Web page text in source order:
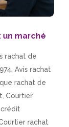
marché
rachat de
,Avis rachat
rachat de
,Courtier
rachat